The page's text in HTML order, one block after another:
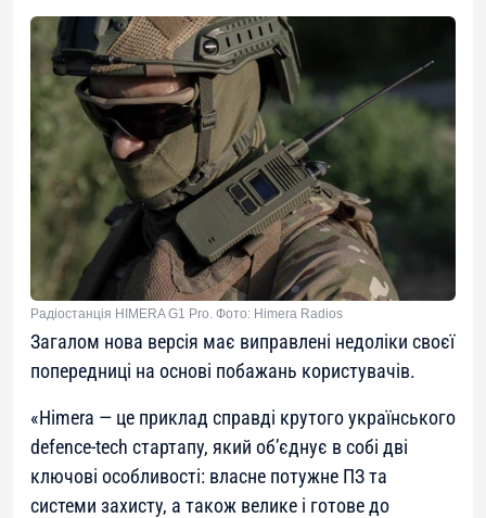
Радіостанція HIMERA G1 Prо. Фото: Himera Radios
Загалом нова версія має виправлені недоліки своєї
попередниці на основі побажань користувачів.
«Himera — це приклад справді крутого українського
defence-tech стартапу, який об’єднує в собі дві
ключові особливості: власне потужне ПЗ та
системи захисту, а також велике і готове до